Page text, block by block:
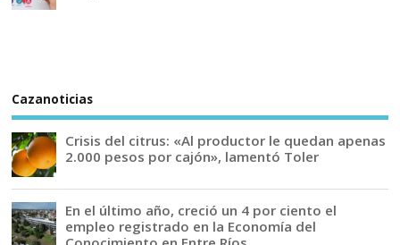
Cazanoticias
Crisis del citrus: «Al productor le quedan apenas
2.000 pesos por cajón», lamentó Toler
En el último año, creció un 4 por ciento el
empleo registrado en la Economía del